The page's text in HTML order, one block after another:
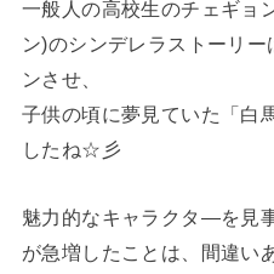
一般人の高校生のチェギョ
ン)のシンデレラストーリ
ンさせ、
子供の頃に夢見ていた「白
したね☆彡
魅力的なキャラクタ―を見
が急増したことは、間違い